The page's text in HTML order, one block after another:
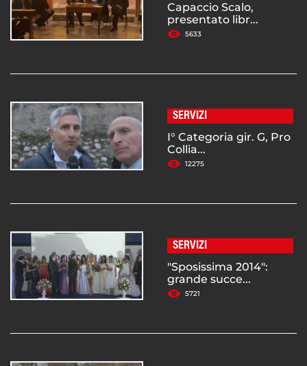
Capaccio Scalo,
presentato libr...
5633
SERVIZI
I° Categoria gir. G, Pro
Collia...
12275
SERVIZI
"Sposissima 2014":
grande succe...
5721